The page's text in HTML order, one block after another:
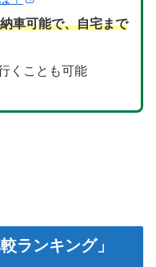
車可能で、自宅まで
くことも可能
ランキング」